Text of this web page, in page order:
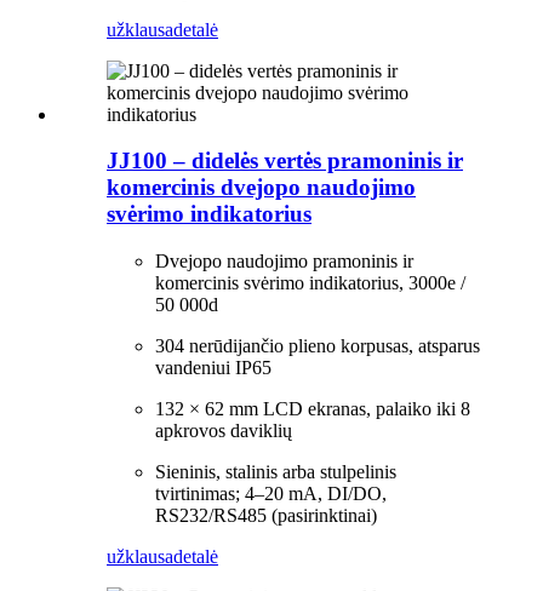
užklausadetalė
JJ100 – didelės vertės pramoninis ir
komercinis dvejopo naudojimo
svėrimo indikatorius
Dvejopo naudojimo pramoninis ir
komercinis svėrimo indikatorius, 3000e /
50 000d
304 nerūdijančio plieno korpusas, atsparus
vandeniui IP65
132 × 62 mm LCD ekranas, palaiko iki 8
apkrovos daviklių
Sieninis, stalinis arba stulpelinis
tvirtinimas; 4–20 mA, DI/DO,
RS232/RS485 (pasirinktinai)
užklausadetalė